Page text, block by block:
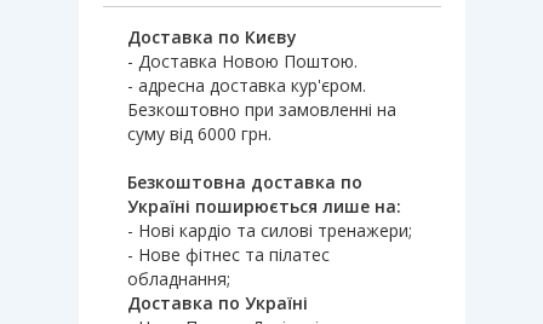
Доставка по Києву
- Доставка Новою Поштою.
- адресна доставка кур'єром.
Безкоштовно при замовленні на
суму від 6000 грн.
Безкоштовна доставка по
Україні поширюється лише на:
- Нові кардіо та силові тренажери;
- Нове фітнес та пілатес
обладнання;
Доставка по Україні